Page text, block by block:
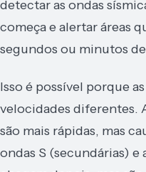
detectar as ondas
começa e alertar áreas
segundos ou minutos
Isso é possível porque
velocidades diferentes.
são mais rápidas, mas
ondas S (secundárias) e